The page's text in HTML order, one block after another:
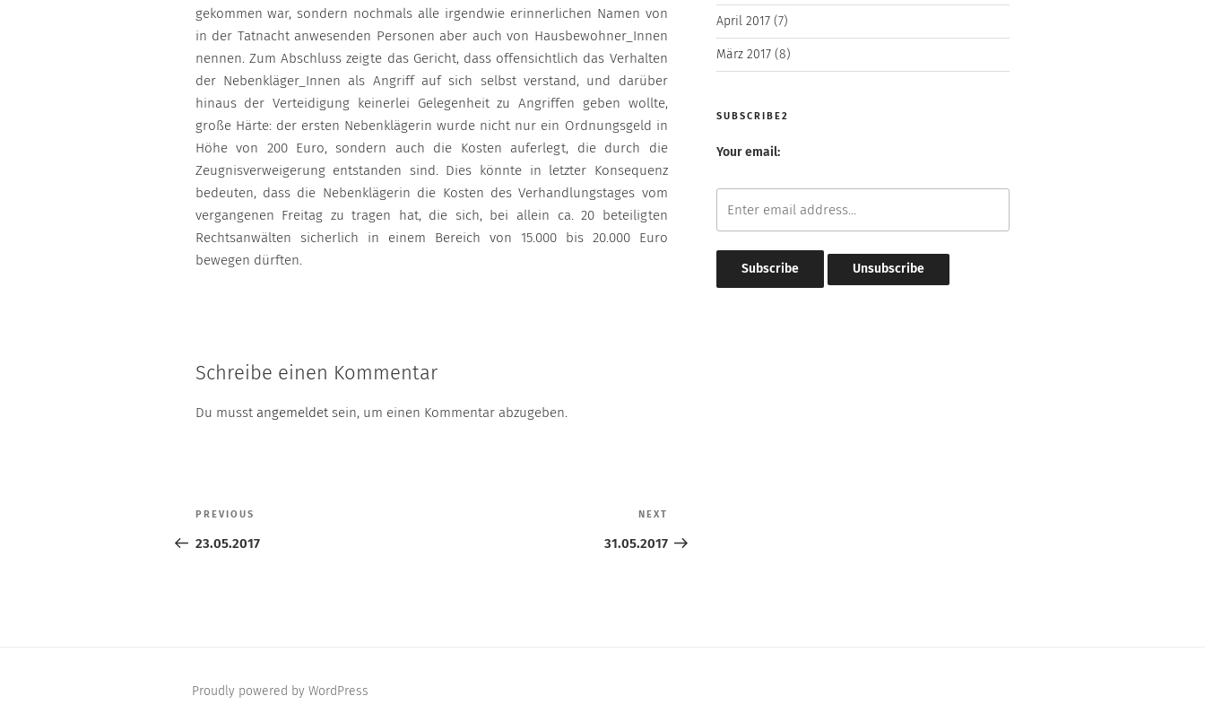
gekommen war, sondern nochmals alle irgendwie erinnerlichen Namen von
in der Tatnacht anwesenden Personen aber auch von Hausbewohner_Innen
nennen. Zum Abschluss zeigte das Gericht, dass offensichtlich das Verhalten
der Nebenkläger_Innen als Angriff auf sich selbst verstand, und darüber
hinaus der Verteidigung keinerlei Gelegenheit zu Angriffen geben wollte,
große Härte: der ersten Nebenklägerin wurde nicht nur ein Ordnungsgeld in
Höhe von 200 Euro, sondern auch die Kosten auferlegt, die durch die
Zeugnisverweigerung entstanden sind. Dies könnte in letzter Konsequenz
bedeuten, dass die Nebenklägerin die Kosten des Verhandlungstages vom
vergangenen Freitag zu tragen hat, die sich, bei allein ca. 20 beteiligten
Rechtsanwälten sicherlich in einem Bereich von 15.000 bis 20.000 Euro
bewegen dürften.
Schreibe einen Kommentar
Du musst angemeldetsein, um einen Kommentar abzugeben.
Beitragsnavigation
Previous
Post
PREVIOUS
23.05.2017
Post
NEXT
31.05.2017
April 2017 (7)
März 2017 (8)
SUBSCRIBE2
Your email:
Proudly powered by WordPress